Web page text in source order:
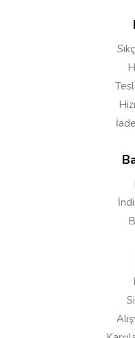
Acaba boğaz
günlerdir stok
Merhaba,
olmuyor.
Yorum Yapın